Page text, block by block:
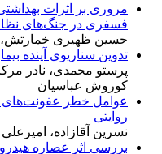
مروری بر اثرات
فسفری در جنگ‌های
حسین ظهیری خمارتش،
تدوین سناریوی آینده
پرستو محمدی، نادر
کوروش عباسیان
عوامل خطر عفونت‌های
روایتی
نسرین آقازاده،
بررسی اثر عصاره